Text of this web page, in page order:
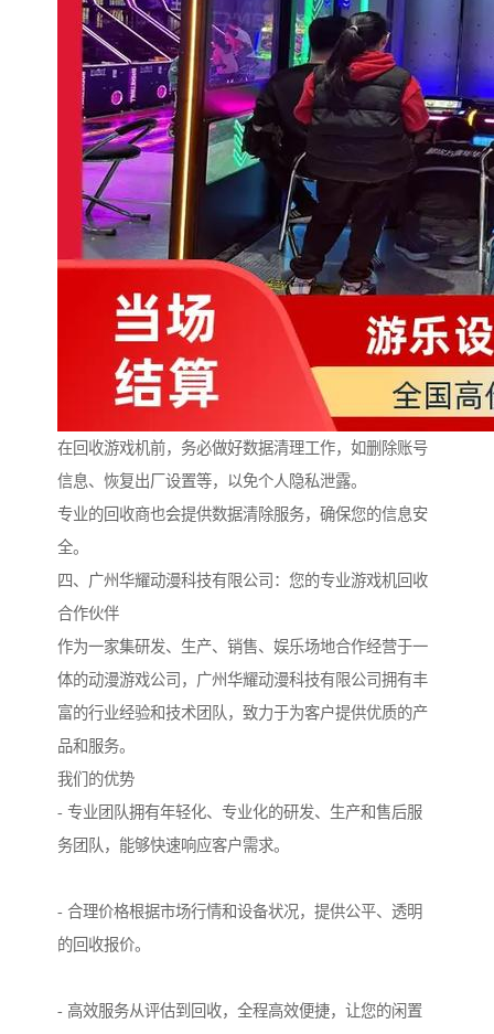
在回收游戏机前，务必做好数据清理工作，如删除账号
信息、恢复出厂设置等，以免个人隐私泄露。
专业的回收商也会提供数据清除服务，确保您的信息安
全。
四、广州华耀动漫科技有限公司：您的专业游戏机回收
合作伙伴
作为一家集研发、生产、销售、娱乐场地合作经营于一
体的动漫游戏公司，广州华耀动漫科技有限公司拥有丰
富的行业经验和技术团队，致力于为客户提供优质的产
品和服务。
我们的优势
- 专业团队拥有年轻化、专业化的研发、生产和售后服
务团队，能够快速响应客户需求。
- 合理价格根据市场行情和设备状况，提供公平、透明
的回收报价。
- 高效服务从评估到回收，全程高效便捷，让您的闲置